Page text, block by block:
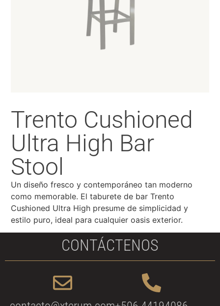
Trento Cushioned
Ultra High Bar
Stool
Un diseño fresco y contemporáneo tan moderno
como memorable. El taburete de bar Trento
Cushioned Ultra High presume de simplicidad y
estilo puro, ideal para cualquier oasis exterior.
CONTÁCTENOS